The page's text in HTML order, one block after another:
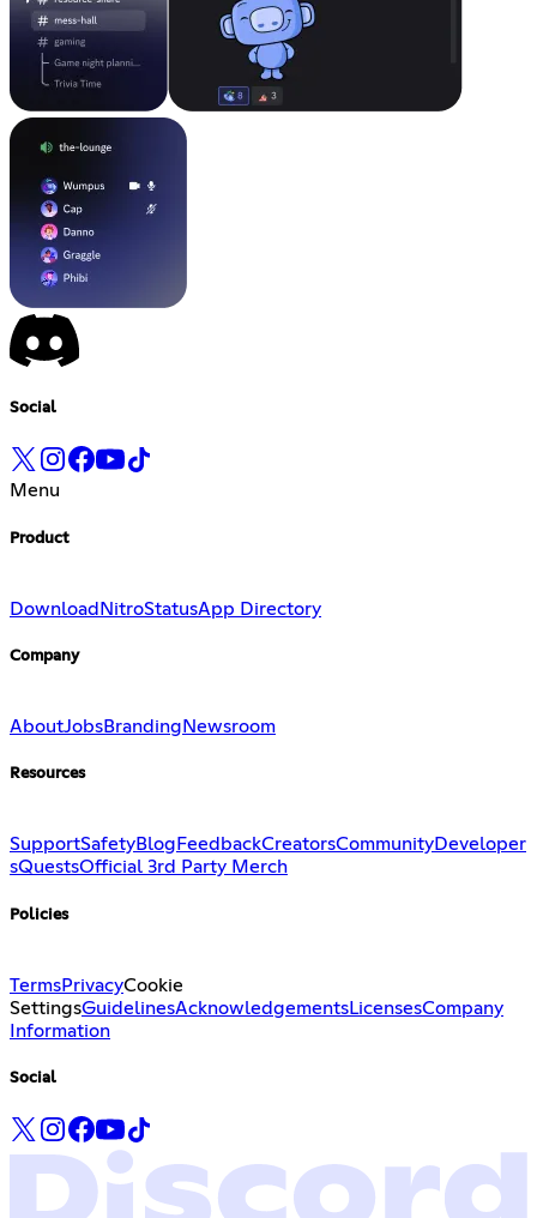
Social
Menu
Product
Download NitroStatusApp Directory
Company
AboutJobsBranding Newsroom
Resources
SupportSafetyBlog FeedbackCreatorsCommunityDeveloper
sQuestsOfficial 3rd Party Merch
Policies
TermsPrivacyCookie
SettingsGuidelinesAcknowledgementsLicensesCompany
Information
Social